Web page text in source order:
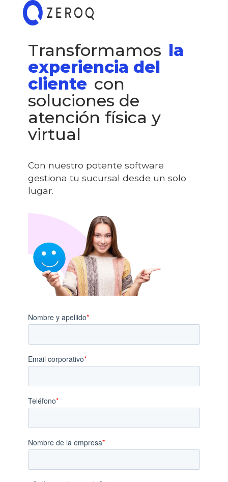
Transformamos la
experiencia del
cliente con
soluciones de
atención física y
virtual
Con nuestro potente software
gestiona tu sucursal desde un solo
lugar.